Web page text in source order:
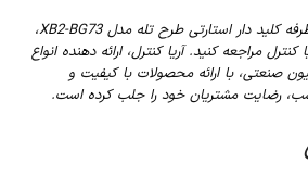
برای خرید کلید فرمان دو طرفه کلید دار استارتی طرح تله مدل XB2-BG73،
مراجعه کنید. آریا کنترل، ارائه دهنده انواع
صنعتی، با ارائه محصولات با کیفیت و
رضایت مشتریان خود را جلب کرده است.